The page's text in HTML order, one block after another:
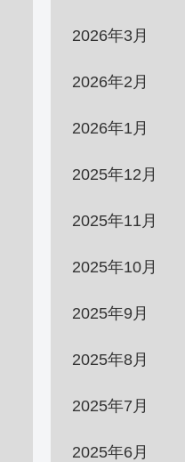
2026年3月
2026年2月
2026年1月
2025年12月
2025年11月
2025年10月
2025年9月
2025年8月
2025年7月
2025年6月